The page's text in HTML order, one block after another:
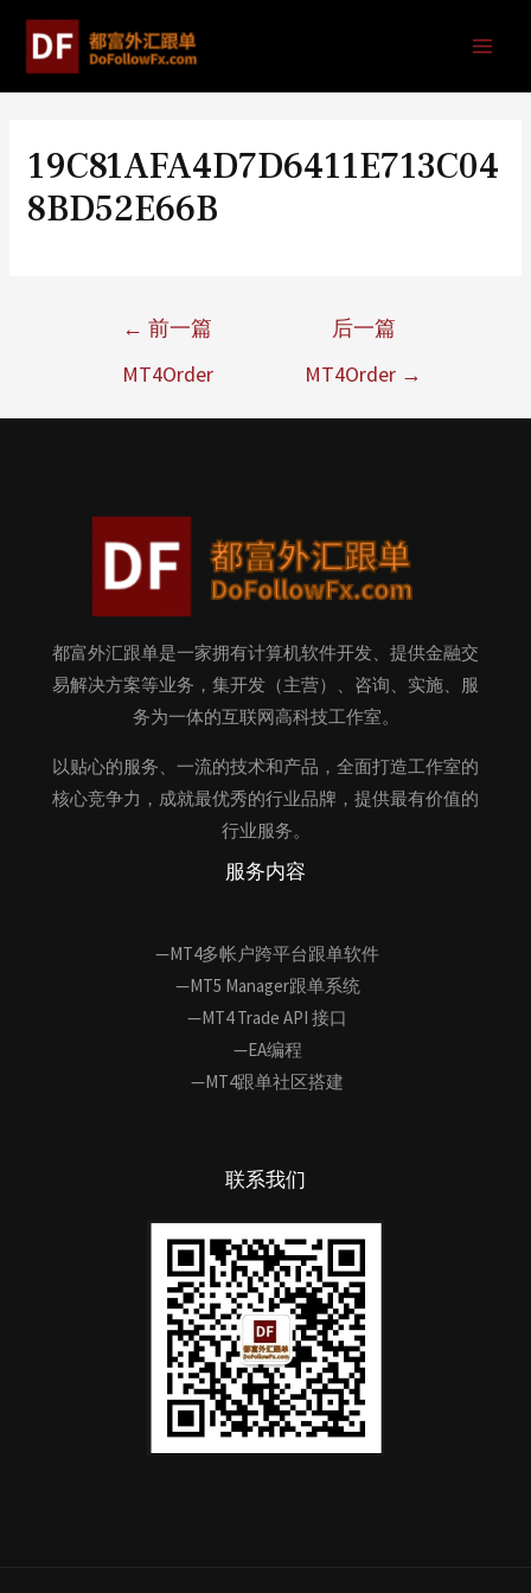
19C81AFA4D7D6411E713C04
8BD52E66B
← 前一篇
MT4Order
后一篇
MT4Order →
都富外汇跟单是一家拥有计算机软件开发、提供金融交
易解决方案等业务，集开发（主营）、咨询、实施、服
务为一体的互联网高科技工作室。
以贴心的服务、一流的技术和产品，全面打造工作室的
核心竞争力，成就最优秀的行业品牌，提供最有价值的
行业服务。
服务内容
—MT4多帐户跨平台跟单软件
—MT5 Manager跟单系统
—MT4 Trade API 接口
—EA编程
—MT4跟单社区搭建
联系我们